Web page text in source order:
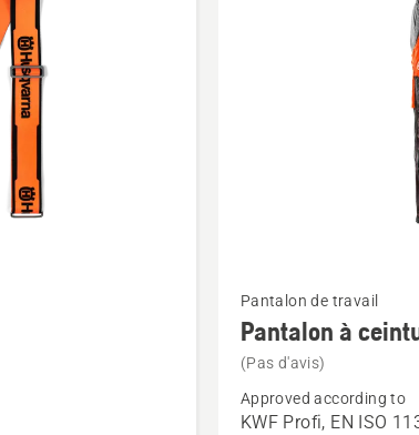
plus
détails
sur
Pantalon de travail
Pantalon à
(Pas d'avis)
Approved according to
KWF Profi, EN ISO